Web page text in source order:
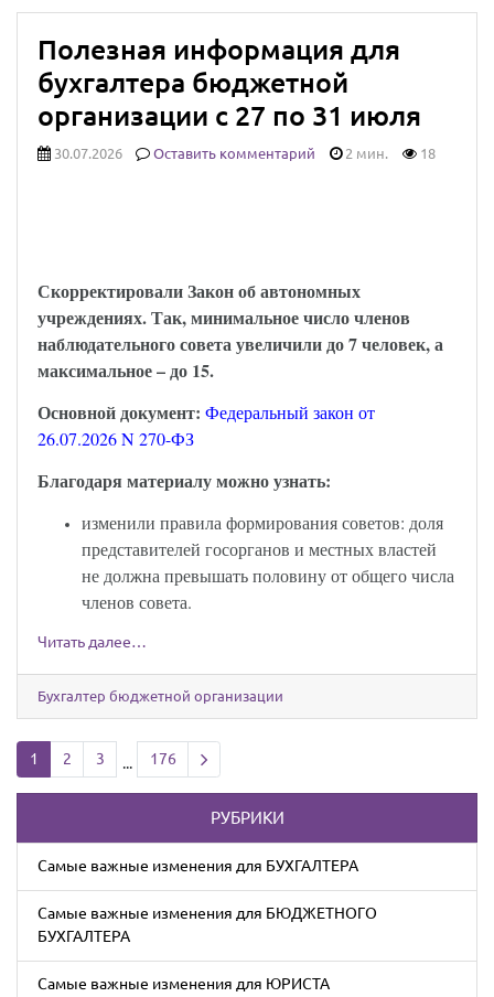
Полезная информация для
бухгалтера бюджетной
организации с 27 по 31 июля
30.07.2026 Оставить комментарий 2 мин. 18
Скорректировали Закон об автономных
учреждениях. Так, минимальное число членов
наблюдательного совета увеличили до 7 человек, а
максимальное – до 15.
Основной документ: Федеральный закон от
26.07.2026 N 270-ФЗ
Благодаря материалу можно узнать:
изменили правила формирования советов: доля
представителей госорганов и местных властей
не должна превышать половину от общего числа
членов совета.
Читать далее…
Бухгалтер бюджетной организации
1 2 3 ... 176 Next page
РУБРИКИ
Cамые важные изменения для БУХГАЛТЕРА
Cамые важные изменения для БЮДЖЕТНОГО
БУХГАЛТЕРА
Cамые важные изменения для ЮРИСТА